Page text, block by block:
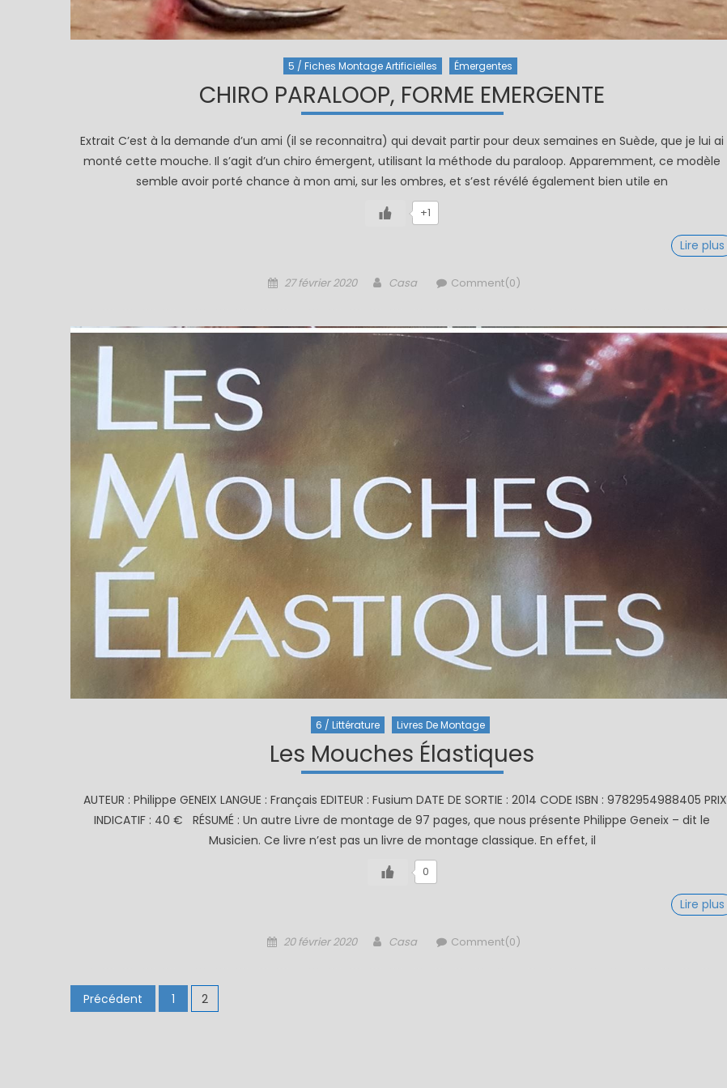
5 / Fiches Montage Artificielles Émergentes
CHIRO PARALOOP, FORME EMERGENTE
Extrait C’est à la demande d’un ami (il se reconnaitra) qui devait partir pour deux semaines en Suède, que je lui ai
monté cette mouche. Il s’agit d’un chiro émergent, utilisant la méthode du paraloop. Apparemment, ce modèle
semble avoir porté chance à mon ami, sur les ombres, et s’est révélé également bien utile en
+1
Lire plus
Posted
27 février 2020 Author
Casa Comment(0)
6 / Littérature Livres De Montage
Les Mouches Élastiques
AUTEUR : Philippe GENEIX LANGUE : Français EDITEUR : Fusium DATE DE SORTIE : 2014 CODE ISBN : 9782954988405 PRIX
INDICATIF : 40 € RÉSUMÉ : Un autre Livre de montage de 97 pages, que nous présente Philippe Geneix – dit le
Musicien. Ce livre n’est pas un livre de montage classique. En effet, il
0
Lire plus
Posted
20 février 2020 Author
Casa Comment(0)
Pagination
des
Précédent 1 2